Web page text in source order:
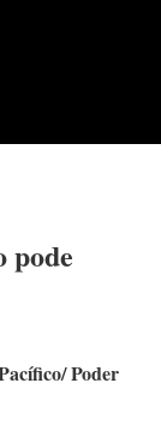
pode
Poder